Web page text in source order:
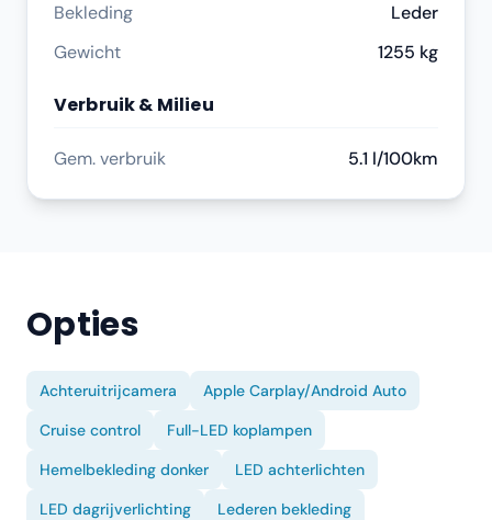
Bekleding
Leder
Gewicht
1255 kg
Verbruik & Milieu
Gem. verbruik 5.1 l/100km
Opties
Achteruitrijcamera
Apple Carplay/Android Auto
Cruise control
Full-LED koplampen
Hemelbekleding donker
LED achterlichten
LED dagrijverlichting
Lederen bekleding